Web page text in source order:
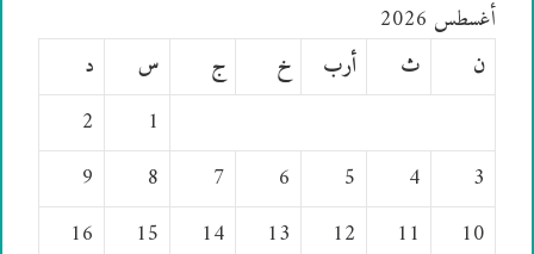
أغسطس 2026
ن
ث أرب خ ج س
د
1
2
3
4
5
6
7
8
9
10
11
12
13
14
15
16